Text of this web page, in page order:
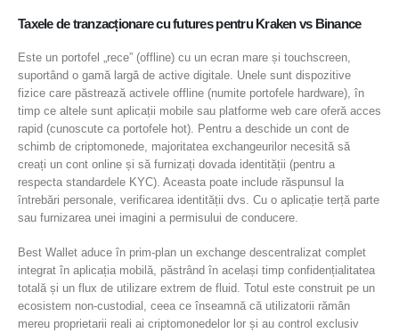
Taxele de tranzacționare cu futures pentru Kraken vs Binance
Este un portofel „rece” (offline) cu un ecran mare și touchscreen,
suportând o gamă largă de active digitale. Unele sunt dispozitive
fizice care păstrează activele offline (numite portofele hardware), în
timp ce altele sunt aplicații mobile sau platforme web care oferă acces
rapid (cunoscute ca portofele hot). Pentru a deschide un cont de
schimb de criptomonede, majoritatea exchangeurilor necesită să
creați un cont online și să furnizați dovada identității (pentru a
respecta standardele KYC). Aceasta poate include răspunsul la
întrebări personale, verificarea identității dvs. Cu o aplicație terță parte
sau furnizarea unei imagini a permisului de conducere.
Best Wallet aduce în prim-plan un exchange descentralizat complet
integrat în aplicația mobilă, păstrând în același timp confidențialitatea
totală și un flux de utilizare extrem de fluid. Totul este construit pe un
ecosistem non-custodial, ceea ce înseamnă că utilizatorii rămân
mereu proprietarii reali ai criptomonedelor lor și au control exclusiv